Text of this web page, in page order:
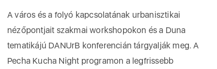
A város és a folyó kapcsolatának urbanisztikai
nézőpontjait szakmai workshopokon és a Duna
tematikájú DANUrB konferencián tárgyalják meg. A
Pecha Kucha Night programon a legfrissebb